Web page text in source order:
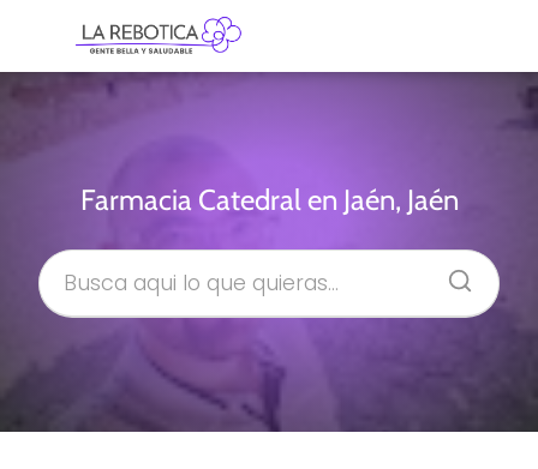
Farmacia Catedral en Jaén, Jaén